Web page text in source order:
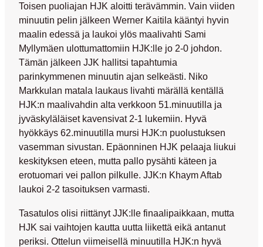
Toisen puoliajan HJK aloitti terävämmin. Vain viiden
minuutin pelin jälkeen Werner Kaitila kääntyi hyvin
maalin edessä ja laukoi ylös maalivahti Sami
Myllymäen ulottumattomiin HJK:lle jo 2-0 johdon.
Tämän jälkeen JJK hallitsi tapahtumia
parinkymmenen minuutin ajan selkeästi. Niko
Markkulan matala laukaus livahti märällä kentällä
HJK:n maalivahdin alta verkkoon 51.minuutilla ja
jyväskyläläiset kavensivat 2-1 lukemiin. Hyvä
hyökkäys 62.minuutilla mursi HJK:n puolustuksen
vasemman sivustan. Epäonninen HJK pelaaja liukui
keskityksen eteen, mutta pallo pysähti käteen ja
erotuomari vei pallon pilkulle. JJK:n Khaym Aftab
laukoi 2-2 tasoituksen varmasti.
Tasatulos olisi riittänyt JJK:lle finaalipaikkaan, mutta
HJK sai vaihtojen kautta uutta liikettä eikä antanut
periksi. Ottelun viimeisellä minuutilla HJK:n hyvä